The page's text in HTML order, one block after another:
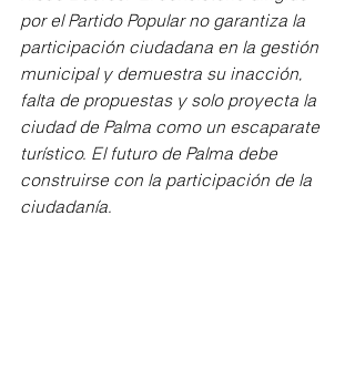
por el Partido Popular no garantiza la
participación ciudadana en la gestión
municipal y demuestra su inacción,
falta de propuestas y solo proyecta la
ciudad de Palma como un escaparate
turístico. El futuro de Palma debe
construirse con la participación de la
ciudadanía.